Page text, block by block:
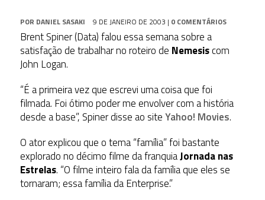
POR DANIEL SASAKI 9 DE JANEIRO DE 2003 | 0 COMENTÁRIOS
Brent Spiner (Data) falou essa semana sobre a
satisfação de trabalhar no roteiro de Nemesiscom
John Logan.
“É a primeira vez que escrevi uma coisa que foi
filmada. Foi ótimo poder me envolver com a história
desde a base”, Spiner disse ao siteYahoo! Movies.
O ator explicou que o tema “família” foi bastante
explorado no décimo filme da franquiaJornada nas
Estrelas. “O filme inteiro fala da família que eles se
tornaram; essa família da Enterprise.”